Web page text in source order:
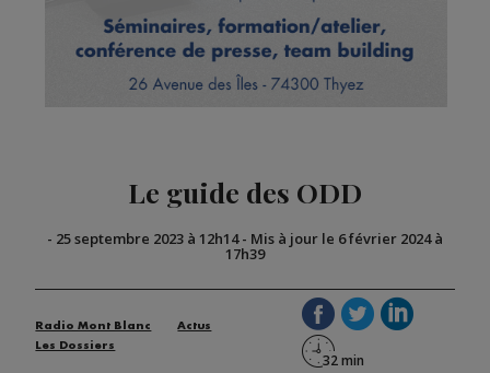
Le guide des ODD
- 25 septembre 2023 à 12h14- Mis à jour le 6 février 2024 à
17h39
Radio Mont Blanc
Actus
Les Dossiers